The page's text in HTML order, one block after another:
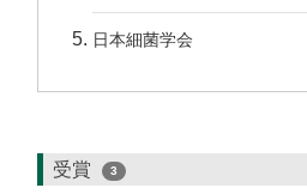
日本細菌学会
受賞 3